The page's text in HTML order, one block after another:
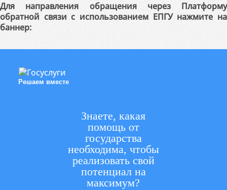
Для направления обращения через Платформу
обратной связи с использованием ЕПГУ нажмите на
баннер:
Решаем вместе
Знаете, какая
помощь от
государства
необходима, чтобы
реализовать свой
потенциал на
максимум?